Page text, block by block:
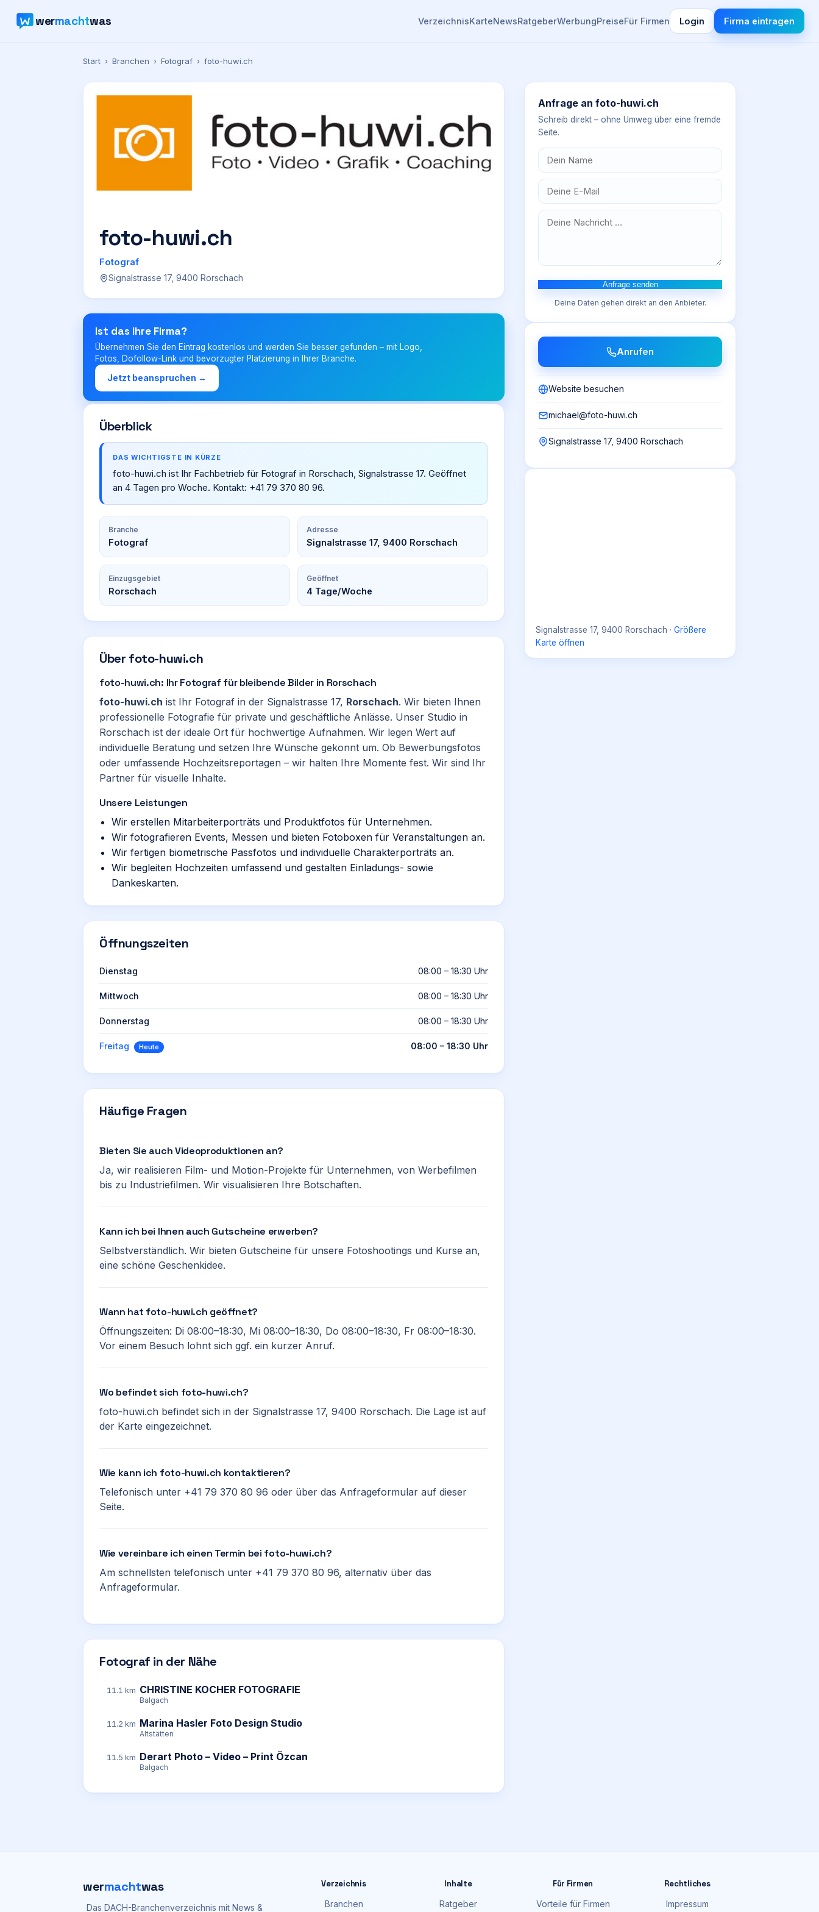
wermachtwas VerzeichnisKarteNewsRatgeberWerbungPreiseFür Firmen Login Firma eintragen
Start › Branchen › Fotograf › foto-huwi.ch
foto-huwi.ch
Fotograf
Signalstrasse 17, 9400 Rorschach
Ist das Ihre Firma?
Übernehmen Sie den Eintrag kostenlos und werden Sie besser gefunden – mit Logo,
Fotos, Dofollow-Link und bevorzugter Platzierung in Ihrer Branche.
Jetzt beanspruchen →
Überblick
DAS WICHTIGSTE IN KÜRZE
foto-huwi.ch ist Ihr Fachbetrieb für Fotograf in Rorschach, Signalstrasse 17. Geöffnet
an 4 Tagen pro Woche. Kontakt: +41 79 370 80 96.
Branche
Fotograf
Adresse
Signalstrasse 17, 9400 Rorschach
Einzugsgebiet
Rorschach
Geöffnet
4 Tage/Woche
Über foto-huwi.ch
foto-huwi.ch: Ihr Fotograf für bleibende Bilder in Rorschach
foto-huwi.ch ist Ihr Fotograf in der Signalstrasse 17, Rorschach. Wir bieten Ihnen
professionelle Fotografie für private und geschäftliche Anlässe. Unser Studio in
Rorschach ist der ideale Ort für hochwertige Aufnahmen. Wir legen Wert auf
individuelle Beratung und setzen Ihre Wünsche gekonnt um. Ob Bewerbungsfotos
oder umfassende Hochzeitsreportagen – wir halten Ihre Momente fest. Wir sind Ihr
Partner für visuelle Inhalte.
Unsere Leistungen
Wir erstellen Mitarbeiterporträts und Produktfotos für Unternehmen.
Wir fotografieren Events, Messen und bieten Fotoboxen für Veranstaltungen an.
Wir fertigen biometrische Passfotos und individuelle Charakterporträts an.
Wir begleiten Hochzeiten umfassend und gestalten Einladungs- sowie
Dankeskarten.
Öffnungszeiten
Dienstag 08:00 – 18:30 Uhr
Mittwoch 08:00 – 18:30 Uhr
Donnerstag 08:00 – 18:30 Uhr
Freitag Heute 08:00 – 18:30 Uhr
Häufige Fragen
Bieten Sie auch Videoproduktionen an?
Ja, wir realisieren Film- und Motion-Projekte für Unternehmen, von Werbefilmen
bis zu Industriefilmen. Wir visualisieren Ihre Botschaften.
Kann ich bei Ihnen auch Gutscheine erwerben?
Selbstverständlich. Wir bieten Gutscheine für unsere Fotoshootings und Kurse an,
eine schöne Geschenkidee.
Wann hat foto-huwi.ch geöffnet?
Öffnungszeiten: Di 08:00–18:30, Mi 08:00–18:30, Do 08:00–18:30, Fr 08:00–18:30.
Vor einem Besuch lohnt sich ggf. ein kurzer Anruf.
Wo befindet sich foto-huwi.ch?
foto-huwi.ch befindet sich in der Signalstrasse 17, 9400 Rorschach. Die Lage ist auf
der Karte eingezeichnet.
Wie kann ich foto-huwi.ch kontaktieren?
Telefonisch unter +41 79 370 80 96 oder über das Anfrageformular auf dieser
Seite.
Wie vereinbare ich einen Termin bei foto-huwi.ch?
Am schnellsten telefonisch unter +41 79 370 80 96, alternativ über das
Anfrageformular.
Fotograf in der Nähe
11.1 km CHRISTINE KOCHER FOTOGRAFIE
Balgach
11.2 km Marina Hasler Foto Design Studio
Altstätten
11.5 km Derart Photo – Video – Print Özcan
Balgach
Anfrage an foto-huwi.ch
Schreib direkt – ohne Umweg über eine fremde
Seite.
Anfrage senden
Deine Daten gehen direkt an den Anbieter.
Anrufen
Website besuchen
michael@foto-huwi.ch
Signalstrasse 17, 9400 Rorschach
Signalstrasse 17, 9400 Rorschach · Größere
Karte öffnen
wermachtwas
Das DACH-Branchenverzeichnis mit News &
Verzeichnis
Branchen
Inhalte
Ratgeber
Für Firmen
Vorteile für Firmen
Rechtliches
Impressum